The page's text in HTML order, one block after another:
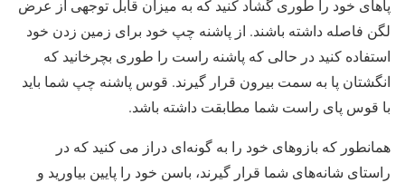
پاهای خود را طوری گشاد کنید که به میزان قابل توجهی از عرض
لگن فاصله داشته باشند. از پاشنه چپ خود برای زمین زدن خود
استفاده کنید در حالی که پاشنه راست را طوری بچرخانید که
انگشتان پا به سمت بیرون قرار گیرند. قوس پاشنه چپ شما باید
با قوس پای راست شما مطابقت داشته باشد.
همانطور که بازوهای خود را به گونه‌ای دراز می کنید که در
راستای شانه‌های شما قرار گیرند، باسن خود را پایین بیاورید و